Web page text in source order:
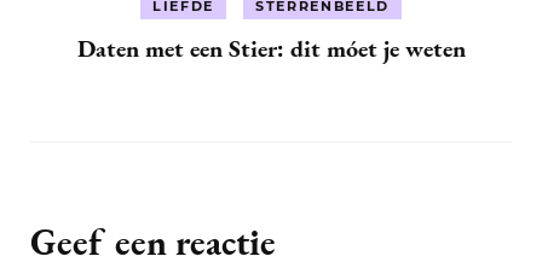
LIEFDE STERRENBEELD
Daten met een Stier: dit móet je weten
Geef een reactie